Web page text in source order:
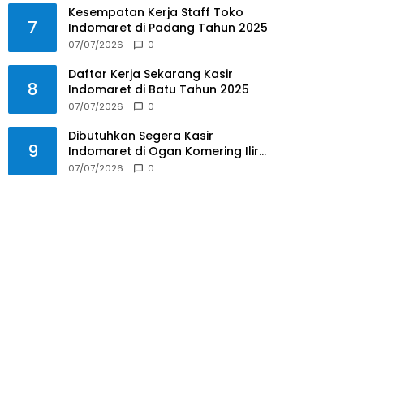
7
Kesempatan Kerja Staff Toko
Indomaret di Padang Tahun 2025
07/07/2026 0
8
Daftar Kerja Sekarang Kasir
Indomaret di Batu Tahun 2025
07/07/2026 0
9
Dibutuhkan Segera Kasir
Indomaret di Ogan Komering Ilir
Tahun 2025
07/07/2026 0